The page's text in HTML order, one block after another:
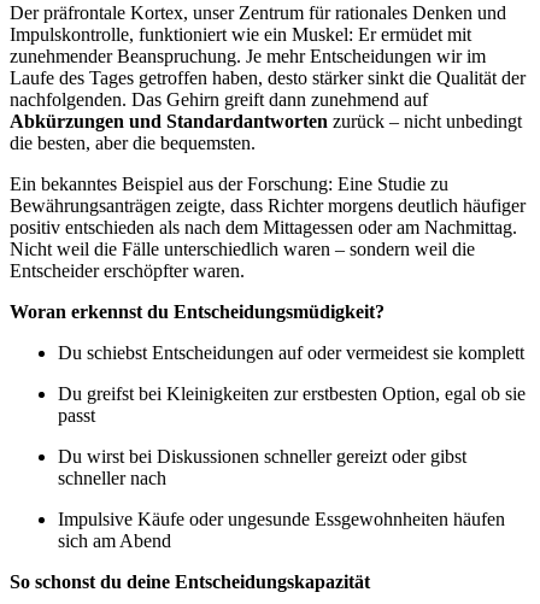
Der präfrontale Kortex, unser Zentrum für rationales Denken und
Impulskontrolle, funktioniert wie ein Muskel: Er ermüdet mit
zunehmender Beanspruchung. Je mehr Entscheidungen wir im
Laufe des Tages getroffen haben, desto stärker sinkt die Qualität der
nachfolgenden. Das Gehirn greift dann zunehmend auf
Abkürzungen und Standardantworten zurück – nicht unbedingt
die besten, aber die bequemsten.
Ein bekanntes Beispiel aus der Forschung: Eine Studie zu
Bewährungsanträgen zeigte, dass Richter morgens deutlich häufiger
positiv entschieden als nach dem Mittagessen oder am Nachmittag.
Nicht weil die Fälle unterschiedlich waren – sondern weil die
Entscheider erschöpfter waren.
Woran erkennst du Entscheidungsmüdigkeit?
Du schiebst Entscheidungen auf oder vermeidest sie komplett
Du greifst bei Kleinigkeiten zur erstbesten Option, egal ob sie
passt
Du wirst bei Diskussionen schneller gereizt oder gibst
schneller nach
Impulsive Käufe oder ungesunde Essgewohnheiten häufen
sich am Abend
So schonst du deine Entscheidungskapazität